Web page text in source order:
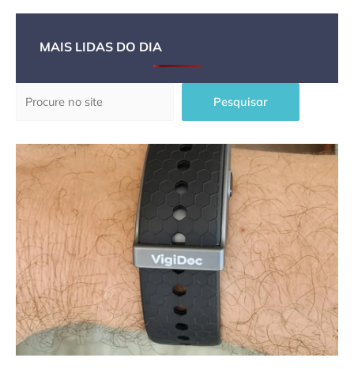
MAIS LIDAS DO DIA
Pesquisar